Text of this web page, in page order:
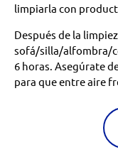
limpiarla con
Después de la
sofá/silla/alfombra/
6 horas. Asegúrate
para que entre aire